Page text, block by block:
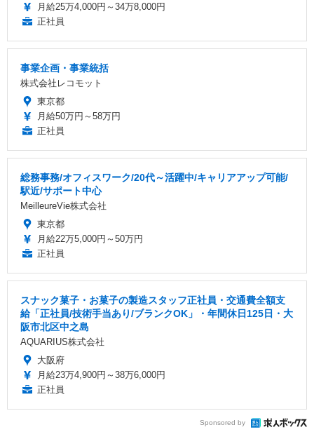
月給25万4,000円～34万8,000円
正社員
事業企画・事業統括
株式会社レコモット
東京都
月給50万円～58万円
正社員
総務事務/オフィスワーク/20代～活躍中/キャリアアップ可能/
駅近/サポート中心
MeilleureVie株式会社
東京都
月給22万5,000円～50万円
正社員
スナック菓子・お菓子の製造スタッフ正社員・交通費全額支
給「正社員/技術手当あり/ブランクOK」・年間休日125日・大
阪市北区中之島
AQUARIUS株式会社
大阪府
月給23万4,900円～38万6,000円
正社員
Sponsored by